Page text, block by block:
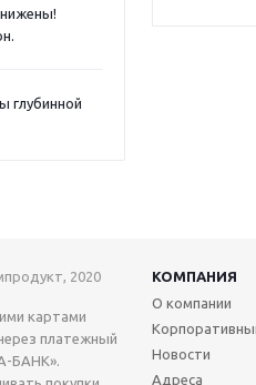
глубинной
2020
картами
платежный
БАНК».
КОМПАНИЯ
О компании
Новости
Адреса